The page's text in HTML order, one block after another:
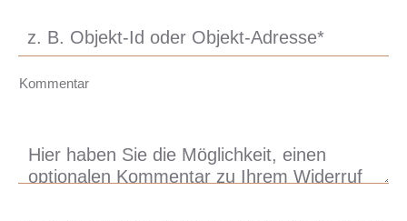
Kommentar